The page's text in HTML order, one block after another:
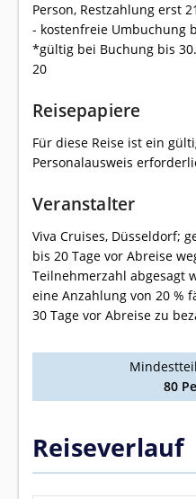
Person, Restzahlung erst
- kostenfreie Umbuchung
*gültig bei Buchung bis
20
Reisepapiere
Für diese Reise ist ein
Personalausweis
Veranstalter
Viva Cruises, Düsseldorf;
bis 20 Tage vor Abreise
Teilnehmerzahl abgesagt
eine Anzahlung von 20 %
30 Tage vor Abreise zu
80
Reiseverlauf